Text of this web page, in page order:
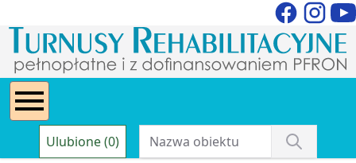
Ulubione (0)